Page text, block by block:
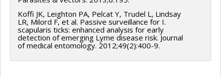
Koffi JK, Leighton PA, Pelcat Y, Trudel L, Lindsay
LR, Milord F, et al. Passive surveillance for I.
scapularis ticks: enhanced analysis for early
detection of emerging Lyme disease risk. Journal
of medical entomology. 2012;49(2):400-9.